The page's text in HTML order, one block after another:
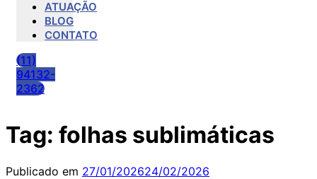
ATUAÇÃO
BLOG
CONTATO
(11)
94132-
2362
Tag: folhas sublimáticas
Publicado em 27/01/202624/02/2026